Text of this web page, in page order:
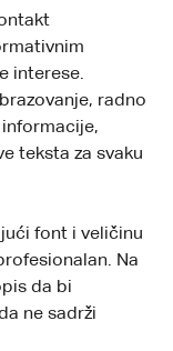
interese.
radno
teksta za svaku
font i veličinu
Na
da bi
ne sadrži